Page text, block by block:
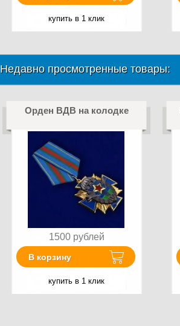
купить в 1 клик
Недавно просмотренные товары:
Орден ВДВ на колодке
1500 рублей
В корзину
купить в 1 клик